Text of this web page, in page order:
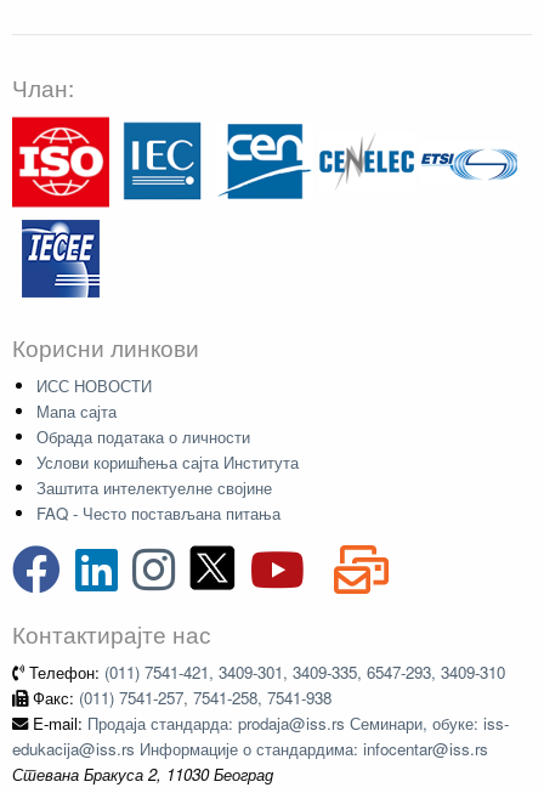
Члан:
Корисни линкови
ИСС НОВОСТИ
Мапа сајта
Обрада података о личности
Услови коришћења сајта Института
Заштита интелектуелне својине
FAQ - Често постављана питања
Контактирајте нас
Телефон: (011) 7541-421, 3409-301, 3409-335, 6547-293, 3409-310
Факс: (011) 7541-257, 7541-258, 7541-938
E-mail: Продаја стандарда: prodaja@iss.rs Семинари, обуке: iss-
edukacija@iss.rs Информације о стандардима: infocentar@iss.rs
Стевана Бракуса 2, 11030 Београд